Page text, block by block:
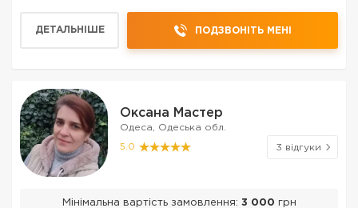
ДЕТАЛЬНІШЕ ПОДЗВОНІТЬ МЕНІ
Оксана Мастер
Одеса, Одеська обл.
5.0 3 відгуки
Мінімальна вартість замовлення: 3 000 грн